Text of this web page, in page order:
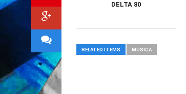
DELTA 80
RELATED ITEMS MUSICA